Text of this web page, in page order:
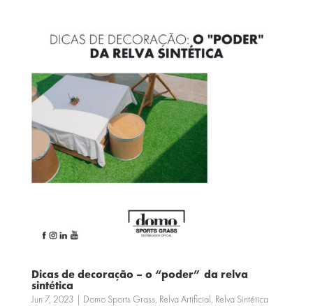
Dicas de decoração – o “poder” da relva
sintética
Jun 7, 2023 | Domo Sports Grass, Relva Artificial, Relva Sintética